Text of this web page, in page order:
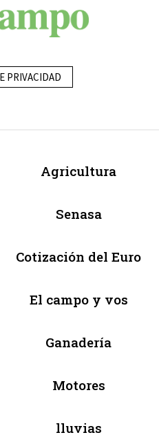
PRIVACIDAD
Agricultura
Senasa
Cotización del Euro
El campo y vos
Ganadería
Motores
lluvias